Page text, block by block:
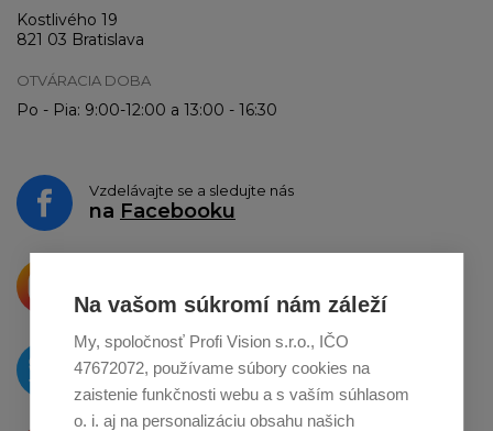
Na vašom súkromí nám záleží
My, spoločnosť Profi Vision s.r.o., IČO
47672072, používame súbory cookies na
zaistenie funkčnosti webu a s vaším súhlasom
o. i. aj na personalizáciu obsahu našich
Kostlivého 19
821 03 Bratislava
OTVÁRACIA DOBA
Po - Pia: 9:00-12:00 a 13:00 - 16:30
Vzdelávajte se a sledujte nás
na Facebooku
o zdieľanie naInstagrame
O novinkách píšeme
naTwitteri